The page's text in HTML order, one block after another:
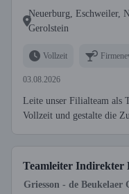
Neuerburg, Eschweiler,
Gerolstein
Vollzeit
03.08.2026
Leite unser Filialteam als
Vollzeit und gestalte die
Teamleiter Indirekter
Griesson - de